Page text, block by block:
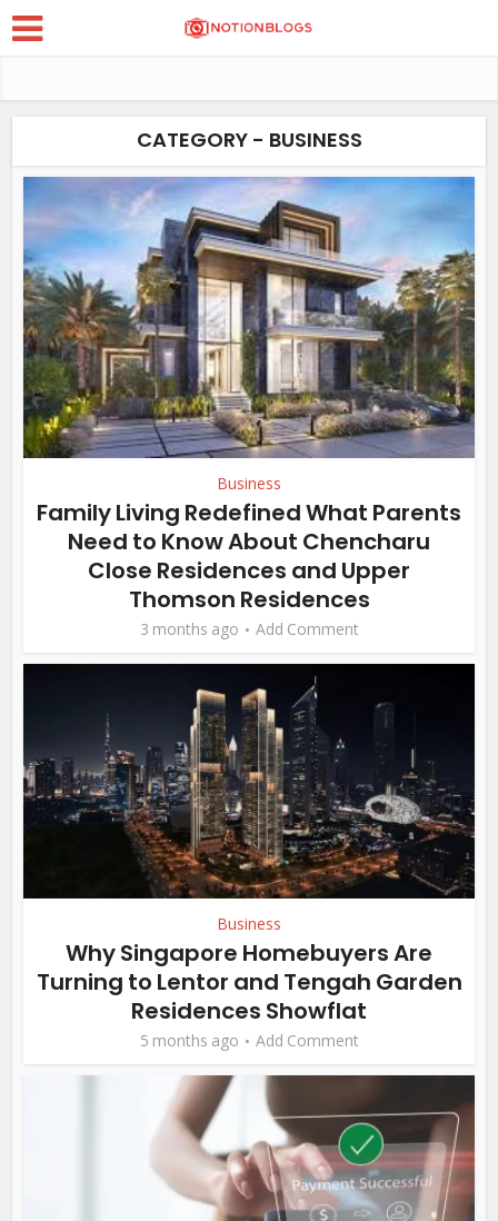
CATEGORY - BUSINESS
Business
Family Living Redefined What Parents
Need to Know About Chencharu
Close Residences and Upper
Thomson Residences
3 months ago Add Comment
Business
Why Singapore Homebuyers Are
Turning to Lentor and Tengah Garden
Residences Showflat
5 months ago Add Comment